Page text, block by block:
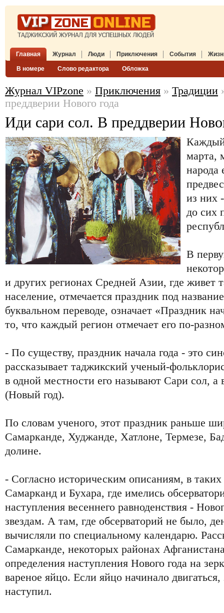
Главная Журнал
В номере Слово редактора Обложка
Люди Приключения События
Журнал VIPzone » Приключения » Традиции
преддверии Нового года
Иди сари сол. В преддверии
Каждый
марта,
народа
из них
до сих
В
и других регионах Средней Азии, где живет
население, отмечается праздник под
буквальном переводе, означает «Праздник
то, что каждый регион отмечает его по-
- По существу, праздник начала года - это
рассказывает таджикский ученый-
в одной местности его называют Сари сол, а
(Новый год).
По словам ученого, этот праздник раньше
Самарканде, Худжанде, Хатлоне, Термезе,
долине.
- Согласно историческим описаниям, в
Самарканд и Бухара, где имелись
наступления весеннего равноденствия -
звездам. А там, где обсерваторий не было,
вычисляли по специальному календарю.
Самарканде, некоторых районах
определения наступления Нового года на
вареное яйцо. Если яйцо начинало
наступил.